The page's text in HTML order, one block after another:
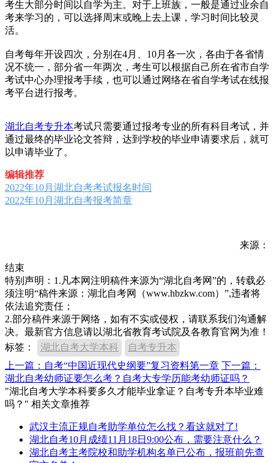
考生大部分时间以自学为主。对于上班族，一般是通过业余自
考来学习的，可以选择周末或晚上去上课，学习时间比较灵
活。
自考每年开设四次，分别在4月、10月各一次，各由于各省情
况不统一，部分省一年两次，考生可以根据自己所在省市自学
考试中心办理报考手续，也可以通过网络在省自学考试在线报
考平台进行报考。
湖北自考专升本考试只需要通过报考专业的所有科目考试，并
通过最终的毕业论文答辩，达到学校的毕业申请要求后，就可
以申请毕业了。
编辑推荐
2022年10月湖北自考考试报名时间
2022年10月湖北自考报考简章
来源：
结束
特别声明：1.凡本网注明稿件来源为“湖北自考网”的，转载必
须注明“稿件来源：湖北自考网（www.hbzkw.com）”,违者将
依法追究责任；
2.部分稿件来源于网络，如有不实或侵权，请联系我们沟通解
决。最新官方信息请以湖北省教育考试院及各教育官网为准！
标签：
湖北自考大学本科
自考专升本
上一篇：自考“中国近现代史纲要”复习资料第一章 下一篇：
湖北自考幼师证要怎么考？自考大专学历能考幼师证吗？
"湖北自考大学本科要多久才能毕业拿证？自考专升本毕业难
吗？" 相关文章推荐
武汉主流正规自考助学单位怎么找？看这就对了!
湖北自考10月成绩11月18日9:00公布，需要注意什么？
湖北自考主考院校和助学机构名单已公布，报班前先查